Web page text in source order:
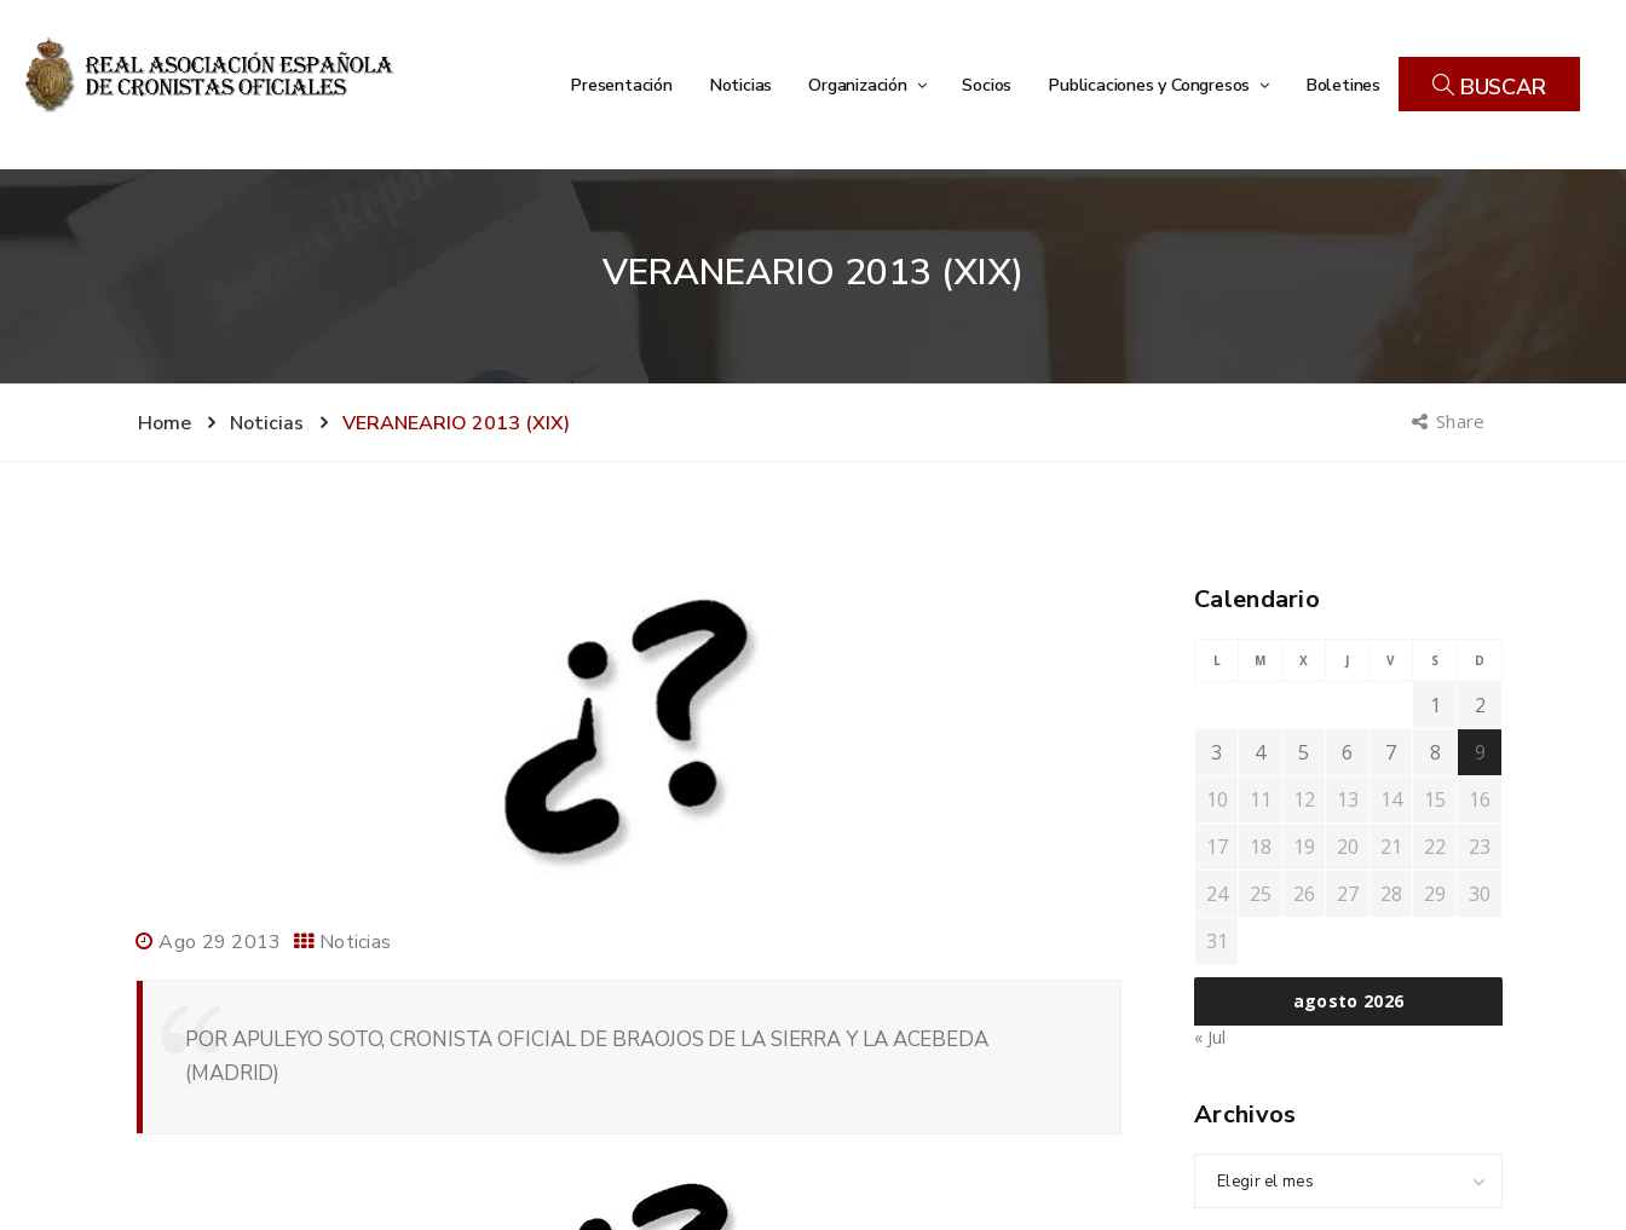
Presentación Noticias Organización Socios Publicaciones y Congresos Boletines BUSCAR
VERANEARIO 2013 (XIX)
Home Noticias VERANEARIO 2013 (XIX) Share
Ago 29 2013 Noticias
POR APULEYO SOTO, CRONISTA OFICIAL DE BRAOJOS DE LA SIERRA Y LA ACEBEDA
(MADRID)
Calendario
agosto 2026
L M X J V S D
1
2
3
4 5 6 7 8
9
10
11 12 13 14 15
16
17
18 19 20 21 22
23
24
25 26 27 28 29
30
31
« Jul
Archivos
Elegir el mes